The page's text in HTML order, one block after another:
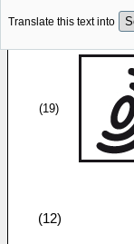
Translate this text into
(19)
(12)